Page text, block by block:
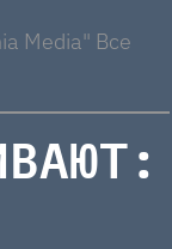
Media" Все